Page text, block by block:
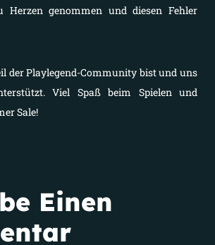
Herzen genommen und diesen Fehler
der Playlegend-Community bist und uns
Viel Spaß beim Spielen und
Sale!
Einen